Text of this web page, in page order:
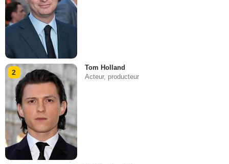
2
Tom Holland
Acteur, producteur